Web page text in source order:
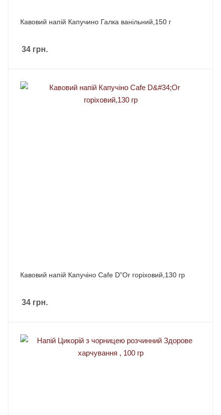
Кавовий напій Капучино Галка ванільний,150 г
34 грн.
Кавовий напій Капучіно Cafe D"Or горіховий,130 гр
34 грн.